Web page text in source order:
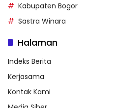
Kabupaten Bogor
Sastra Winara
Halaman
Indeks Berita
Kerjasama
Kontak Kami